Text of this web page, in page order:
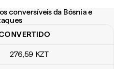
conversíveis da Bósnia e
conversíveis da Bósnia e
276,59 KZT